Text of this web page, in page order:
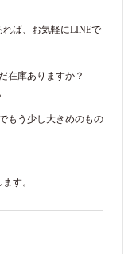
ば、お気軽にLINEで
在庫ありますか？
もう少し大きめのもの
す。